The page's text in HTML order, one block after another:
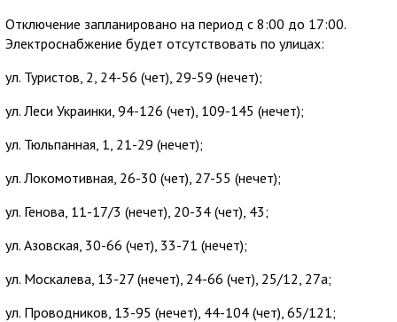
Отключение запланировано на период с 8:00 до 17:00.
Электроснабжение будет отсутствовать по улицах:
ул. Туристов, 2, 24-56 (чет), 29-59 (нечет);
ул. Леси Украинки, 94-126 (чет), 109-145 (нечет);
ул. Тюльпанная, 1, 21-29 (нечет);
ул. Локомотивная, 26-30 (чет), 27-55 (нечет);
ул. Генова, 11-17/3 (нечет), 20-34 (чет), 43;
ул. Азовская, 30-66 (чет), 33-71 (нечет);
ул. Москалева, 13-27 (нечет), 24-66 (чет), 25/12, 27а;
ул. Проводников, 13-95 (нечет), 44-104 (чет), 65/121;